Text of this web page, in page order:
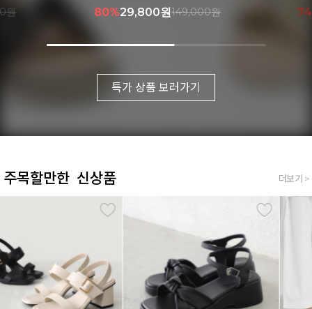
원
74%41,900원159,000원
특가 상품 보러가기
주목할만한 신상품 더보기 >